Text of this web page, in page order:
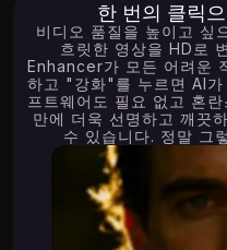
한 번의 클릭
비디오 품질을 높이고 싶
흐릿한 영상을 HD로
Enhancer가 모든 어려운
하고 "강화"를 누르면 AI
프트웨어도 필요 없고 혼
만에 더욱 선명하고 깨끗
수 있습니다. 정말 그